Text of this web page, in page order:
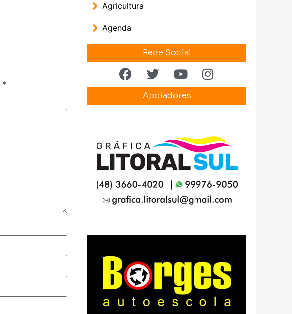
*
Agricultura
Agenda
Rede Social
Apoiadores